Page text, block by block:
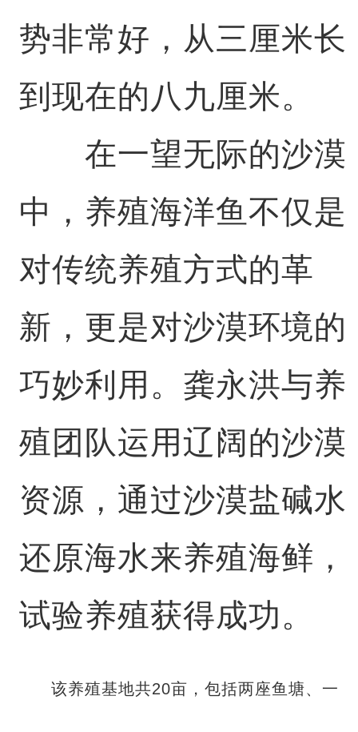
势非常好，从三厘米长
到现在的八九厘米。
在一望无际的沙漠
中，养殖海洋鱼不仅是
对传统养殖方式的革
新，更是对沙漠环境的
巧妙利用。龚永洪与养
殖团队运用辽阔的沙漠
资源，通过沙漠盐碱水
还原海水来养殖海鲜，
试验养殖获得成功。
该养殖基地共20亩，包括两座鱼塘、一